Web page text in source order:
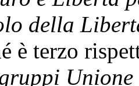
della
è terzo